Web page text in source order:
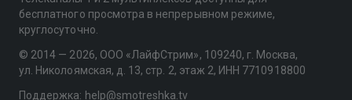
бесплатного просмотра в непрерывном режиме,
круглосуточно.
© 2014 — 2026, ООО «ЛайфСтрим», 109240, г. Москва,
ул. Николоямская, д. 13, стр. 2, этаж 2, ИНН 7710918800
Поддержка: help@smotreshka.tv